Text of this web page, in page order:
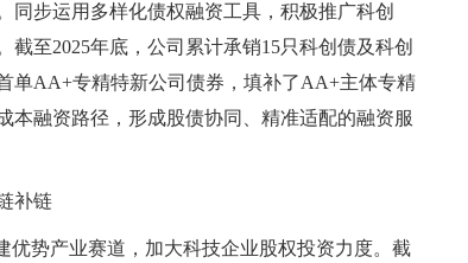
步运用多样化债权融资工具，积极推广科创
至2025年底，公司累计承销15只科创债及科创
单AA+专精特新公司债券，填补了AA+主体专精
本融资路径，形成股债协同、精准适配的融资服
补链
优势产业赛道，加大科技企业股权投资力度。截